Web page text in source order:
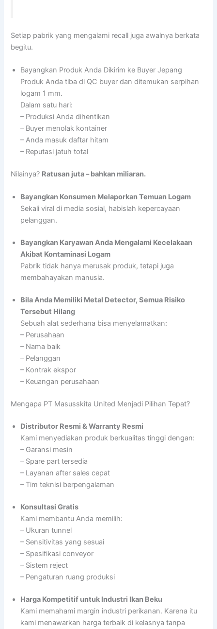
Setiap pabrik yang mengalami recall juga awalnya berkata
begitu.
Bayangkan Produk Anda Dikirim ke Buyer Jepang
Produk Anda tiba di QC buyer dan ditemukan serpihan
logam 1 mm.
Dalam satu hari:
– Produksi Anda dihentikan
– Buyer menolak kontainer
– Anda masuk daftar hitam
– Reputasi jatuh total
Nilainya? Ratusan juta – bahkan miliaran.
Bayangkan Konsumen Melaporkan Temuan Logam
Sekali viral di media sosial, habislah kepercayaan
pelanggan.
Bayangkan Karyawan Anda Mengalami Kecelakaan
Akibat Kontaminasi Logam
Pabrik tidak hanya merusak produk, tetapi juga
membahayakan manusia.
Bila Anda Memiliki Metal Detector, Semua Risiko
Tersebut Hilang
Sebuah alat sederhana bisa menyelamatkan:
– Perusahaan
– Nama baik
– Pelanggan
– Kontrak ekspor
– Keuangan perusahaan
Mengapa PT Masusskita United Menjadi Pilihan Tepat?
Distributor Resmi & Warranty Resmi
Kami menyediakan produk berkualitas tinggi dengan:
– Garansi mesin
– Spare part tersedia
– Layanan after sales cepat
– Tim teknisi berpengalaman
Konsultasi Gratis
Kami membantu Anda memilih:
– Ukuran tunnel
– Sensitivitas yang sesuai
– Spesifikasi conveyor
– Sistem reject
– Pengaturan ruang produksi
Harga Kompetitif untuk Industri Ikan Beku
Kami memahami margin industri perikanan. Karena itu
kami menawarkan harga terbaik di kelasnya tanpa